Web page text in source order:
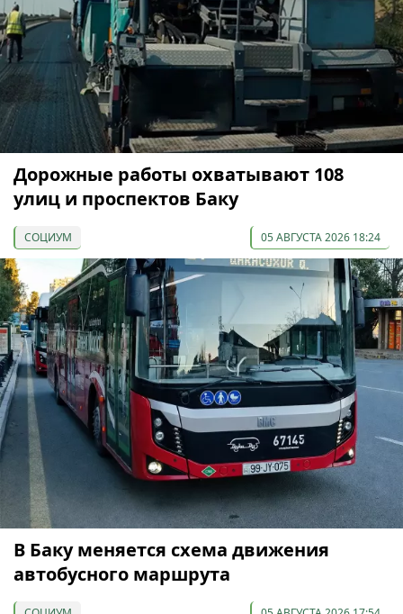
Дорожные работы охватывают 108
улиц и проспектов Баку
СОЦИУМ 05 АВГУСТА 2026 18:24
В Баку меняется схема движения
автобусного маршрута